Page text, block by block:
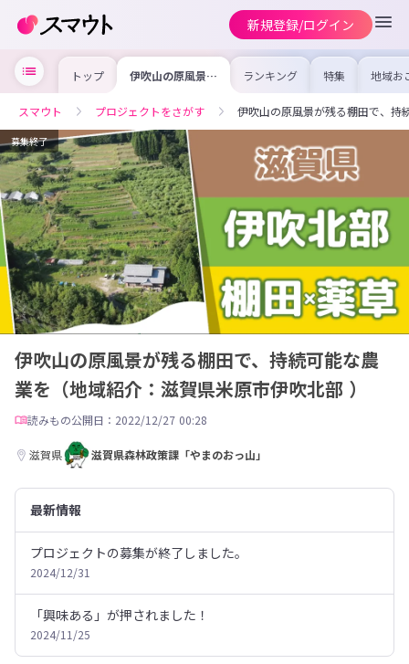
新規登録/ログイン
トップ 伊吹山の原風景が
残る棚田で、持続
域紹介：滋賀県米
原市伊吹北部 ）
ランキング 特集 地域お
の求
を集め
事内容
を比較
合った
スマウト プロジェクトをさがす 伊吹山の原風景が残る棚田で、持
募集終了
伊吹山の原風景が残る棚田で、持続可能な農
業を（地域紹介：滋賀県米原市伊吹北部 ）
読みもの公開日：2022/12/27 00:28
滋賀県 滋賀県森林政策課「やまのおっ山」
最新情報
プロジェクトの募集が終了しました。
2024/12/31
「興味ある」が押されました！
2024/11/25